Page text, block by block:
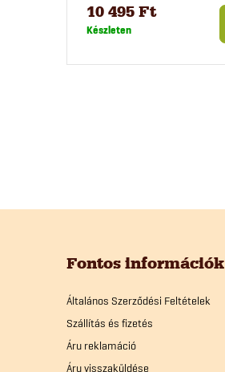
10 495 Ft
Készleten
Fontos információk
Általános Szerződési Feltételek
Szállítás és fizetés
Áru reklamáció
Áru visszaküldése